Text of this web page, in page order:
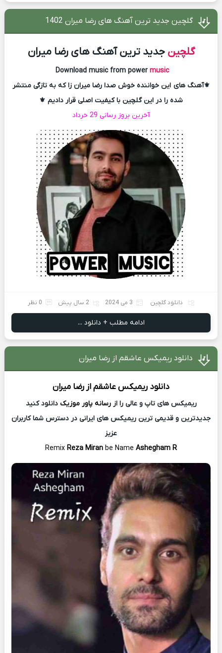
گلچین جدید ترین آهنگ های رضا میران 1402
گلچین جدید ترین آهنگ های رضا میران
Download music from power music
⚜آهنگ های این خواننده خوش صدا رضا میران زا که به تازگی منتشر
شده را در این گلچین با کیفیت اصلی قرار دادیم ⚜
آخرین بروز رسانی 29 خرداد
دانلود گلچین 3 می 2024 2 سال پیش 0 نظر
ادامه مطلب + دانلود ...
دانلود ریمیکس عاشقم از رضا میران
دانلود ریمیکسعاشقم ازرضا میران
ریمیکس های تاپ و عالی را از رسانه پاور موزیک دانلود کنید
جدیدترین و قدیمی ترین ریمیکس های ایرانی در دسترس شما کاربران
عزیز
Remix Reza Miran be Name Ashegham R